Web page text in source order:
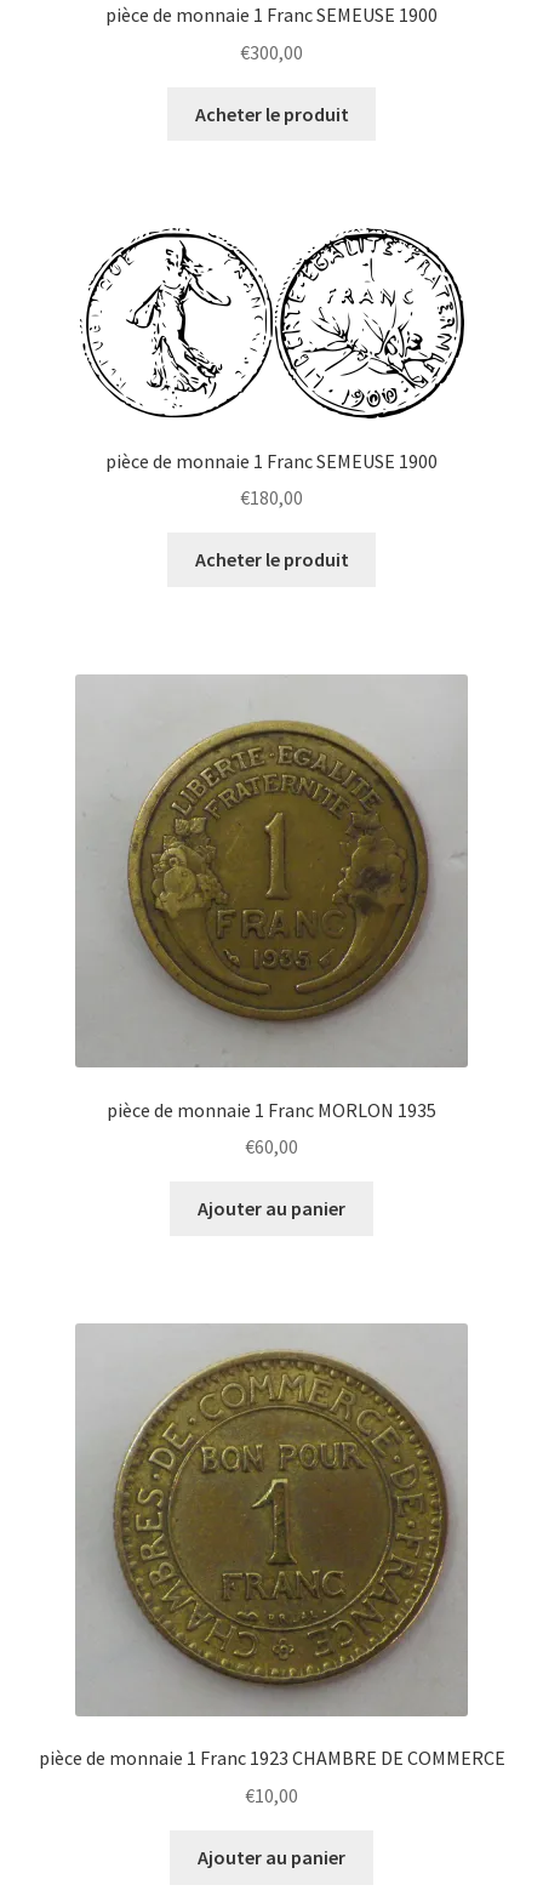
pièce de monnaie 1 Franc SEMEUSE 1900
€300,00
Acheter le produit
pièce de monnaie 1 Franc SEMEUSE 1900
€180,00
Acheter le produit
pièce de monnaie 1 Franc MORLON 1935
€60,00
Ajouter au panier
pièce de monnaie 1 Franc 1923 CHAMBRE DE COMMERCE
€10,00
Ajouter au panier